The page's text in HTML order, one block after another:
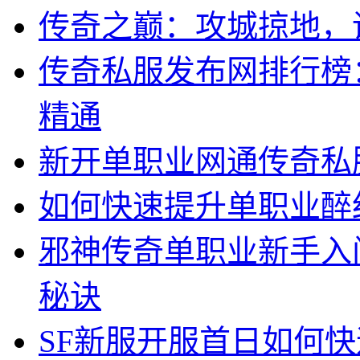
传奇之巅：攻城掠地
传奇私服发布网排行
精通
新开单职业网通传奇
如何快速提升单职业
邪神传奇单职业新手
秘诀
SF新服开服首日如何